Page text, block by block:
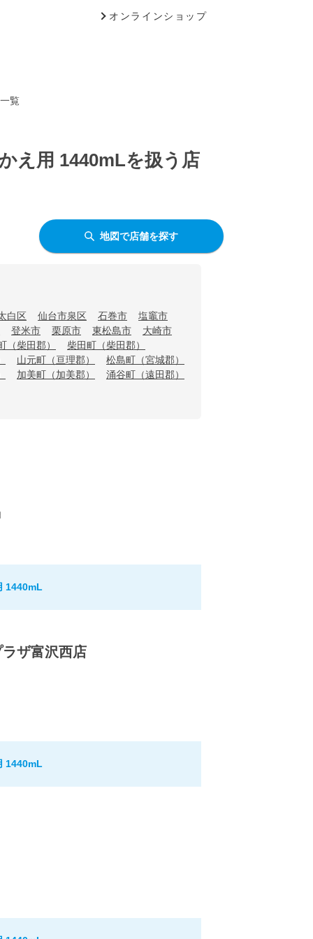
オンラインショップ
覧
え用 1440mLを扱う店
地図で店舗を探す
白区 仙台市泉区 石巻市
塩竈市
登米市 栗原市 東松島市
大崎市
（柴田郡）
柴田町（柴田郡）
山元町（亘理郡）
松島町（宮城郡）
加美町（加美郡）
涌谷町（遠田郡）
1440mL
ザ富沢西店
1440mL